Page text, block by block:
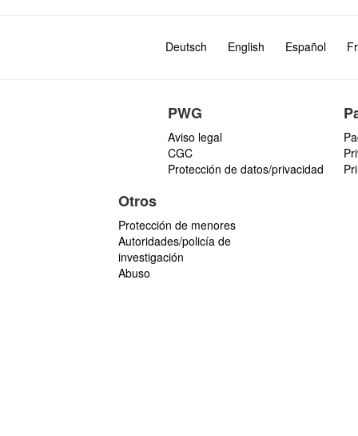
Deutsch English Español
PWG
Aviso legal
CGC
Protección de datos/privacidad
Otros
Protección de menores
Autoridades/policía de
investigación
Abuso